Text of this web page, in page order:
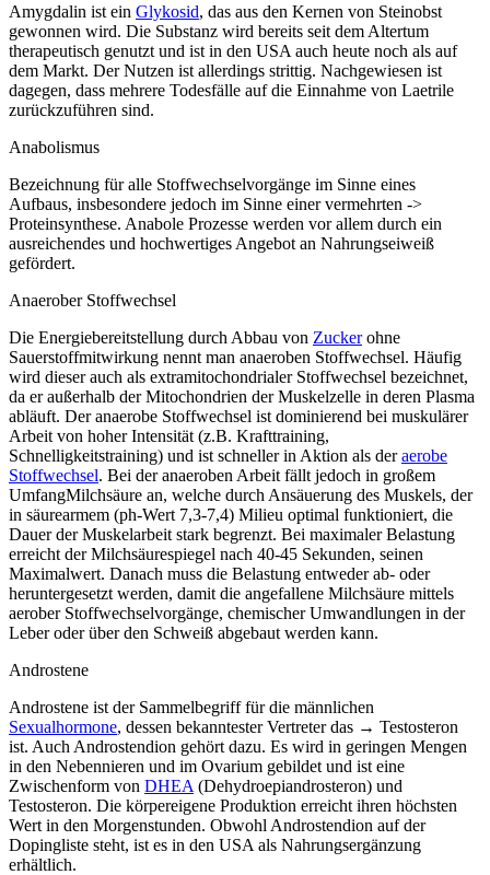
Amygdalin ist ein Glykosid, das aus den Kernen von Steinobst
gewonnen wird. Die Substanz wird bereits seit dem Altertum
therapeutisch genutzt und ist in den USA auch heute noch als auf
dem Markt. Der Nutzen ist allerdings strittig. Nachgewiesen ist
dagegen, dass mehrere Todesfälle auf die Einnahme von Laetrile
zurückzuführen sind.
Anabolismus
Bezeichnung für alle Stoffwechselvorgänge im Sinne eines
Aufbaus, insbesondere jedoch im Sinne einer vermehrten ->
Proteinsynthese. Anabole Prozesse werden vor allem durch ein
ausreichendes und hochwertiges Angebot an Nahrungseiweiß
gefördert.
Anaerober Stoffwechsel
Die Energiebereitstellung durch Abbau von Zuckerohne
Sauerstoffmitwirkung nennt man anaeroben Stoffwechsel. Häufig
wird dieser auch als extramitochondrialer Stoffwechsel bezeichnet,
da er außerhalb der Mitochondrien der Muskelzelle in deren Plasma
abläuft. Der anaerobe Stoffwechsel ist dominierend bei muskulärer
Arbeit von hoher Intensität (z.B. Krafttraining,
Schnelligkeitstraining) und ist schneller in Aktion als deraerobe
Stoffwechsel. Bei der anaeroben Arbeit fällt jedoch in großem
UmfangMilchsäure an, welche durch Ansäuerung des Muskels, der
in säurearmem (ph-Wert 7,3-7,4) Milieu optimal funktioniert, die
Dauer der Muskelarbeit stark begrenzt. Bei maximaler Belastung
erreicht der Milchsäurespiegel nach 40-45 Sekunden, seinen
Maximalwert. Danach muss die Belastung entweder ab- oder
heruntergesetzt werden, damit die angefallene Milchsäure mittels
aerober Stoffwechselvorgänge, chemischer Umwandlungen in der
Leber oder über den Schweiß abgebaut werden kann.
Androstene
Androstene ist der Sammelbegriff für die männlichen
Sexualhormone, dessen bekanntester Vertreter das → Testosteron
ist. Auch Androstendion gehört dazu. Es wird in geringen Mengen
in den Nebennieren und im Ovarium gebildet und ist eine
Zwischenform von DHEA (Dehydroepiandrosteron) und
Testosteron. Die körpereigene Produktion erreicht ihren höchsten
Wert in den Morgenstunden. Obwohl Androstendion auf der
Dopingliste steht, ist es in den USA als Nahrungsergänzung
erhältlich.